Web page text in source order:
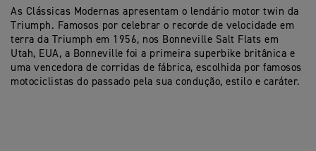
As Clássicas Modernas apresentam o lendário motor twin da
Triumph. Famosos por celebrar o recorde de velocidade em
terra da Triumph em 1956, nos Bonneville Salt Flats em
Utah, EUA, a Bonneville foi a primeira superbike britânica e
uma vencedora de corridas de fábrica, escolhida por famosos
motociclistas do passado pela sua condução, estilo e caráter.